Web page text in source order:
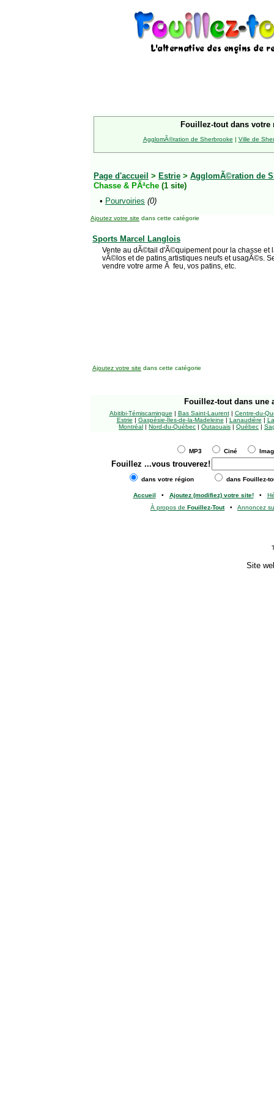
Fouillez-tout dans votre
AgglomÃ©ration de Sherbrooke | Ville de
Page d'accueil > Estrie > AgglomÃ©ration de
Chasse & PÃªche (1 site)
• Pourvoiries (0)
Ajoutez votre site dans cette catégorie
Sports Marcel Langlois
Vente au dÃ©tail d'Ã©quipement pour la chasse et
vÃ©los et de patins artistiques neufs et usagÃ©s.
vendre votre arme Ã feu, vos patins, etc.
Ajoutez votre site dans cette catégorie
Fouillez-tout dans une
Abitibi-Témiscamingue | Bas Saint-Laurent| Centre-du-
Estrie | Gaspésie-Îles-de-la-Madeleine | Lanaudière |
Montréal | Nord-du-Québec | Outaouais | Québec |
MP3 Ciné
Fouillez ...vous trouverez!
dans votre région dans Fouillez-
Accueil • Ajoutez (modifiez) votre site!•
À propos de Fouillez-Tout• Annoncez
Site